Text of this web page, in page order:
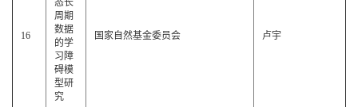
16
态长
周期
数据
的学
习障
碍模
型研
究
国家自然基金委员会 卢宇